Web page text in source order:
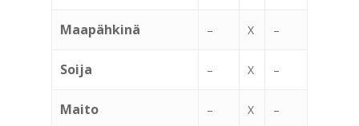
Maapähkinä – X –
Soija – X –
Maito – X –